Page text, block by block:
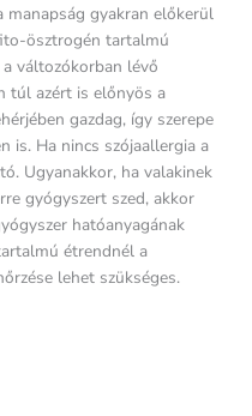
manapság gyakran előkerül
ösztrogén tartalmú
változókorban lévő
túl azért is előnyös a
gazdag, így szerepe
is. Ha nincs szójaallergia a
Ugyanakkor, ha valakinek
gyógyszert szed, akkor
hatóanyagának
étrendnél a
lehet szükséges.